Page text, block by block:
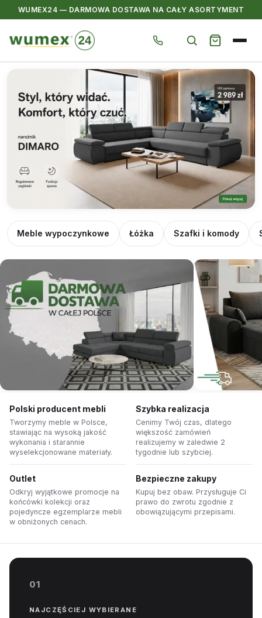
WUMEX24 — DARMOWA DOSTAWA NA CAŁY ASORTYMENT
treści
WUMEX24
—
narożniki,
sofy
i
łóżka
z
funkcją
spania
Zobacz ofertę
Meble wypoczynkowe Łóżka Szafki i komody
Polski producent mebli
Tworzymy meble w Polsce,
stawiając na wysoką jakość
wykonania i starannie
wyselekcjonowane materiały.
Szybka realizacja
Cenimy Twój czas, dlatego
większość zamówień
realizujemy w zaledwie 2
tygodnie lub szybciej.
Outlet
Odkryj wyjątkowe promocje na
końcówki kolekcji oraz
pojedyncze egzemplarze mebli
w obniżonych cenach.
Bezpieczne zakupy
Kupuj bez obaw. Przysługuje Ci
prawo do zwrotu zgodnie z
obowiązującymi przepisami.
01
NAJCZĘŚCIEJ WYBIERANE